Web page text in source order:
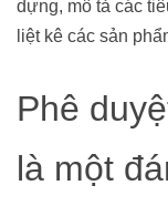
dựng, mô tả các
liệt kê các sản
Phê
là một